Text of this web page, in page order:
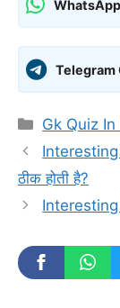
Telegram
Categories
Gk Quiz
Interesting
ठीक होती है?
Interesting